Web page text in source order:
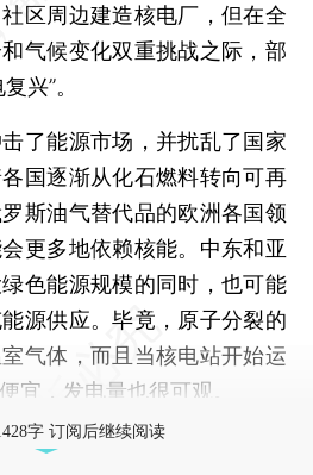
区周边建造核电厂，但在全
气候变化双重挑战之际，部
兴”。
了能源市场，并扰乱了国家
国逐渐从化石燃料转向可再
斯油气替代品的欧洲各国领
更多地依赖核能。中东和亚
色能源规模的同时，也可能
源供应。毕竟，原子分裂的
气体，而且当核电站开始运
宜，发电量也很可观。
字 订阅后继续阅读